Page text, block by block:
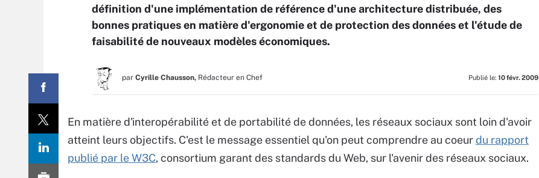
définition d'une implémentation de référence d'une architecture distribuée, des
bonnes pratiques en matière d'ergonomie et de protection des données et l'étude de
faisabilité de nouveaux modèles économiques.
par Cyrille Chausson, Rédacteur en Chef Publié le: 10 févr. 2009
En matière d'interopérabilité et de portabilité de données, les réseaux sociaux sont loin d'avoir
atteint leurs objectifs. C'est le message essentiel qu'on peut comprendre au coeurdu rapport
publié par le W3C, consortium garant des standards du Web, sur l'avenir des réseaux sociaux.